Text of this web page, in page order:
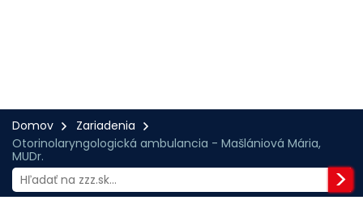
Domov
Zariadenia
Otorinolaryngologická ambulancia - Mašlániová Mária,
MUDr.